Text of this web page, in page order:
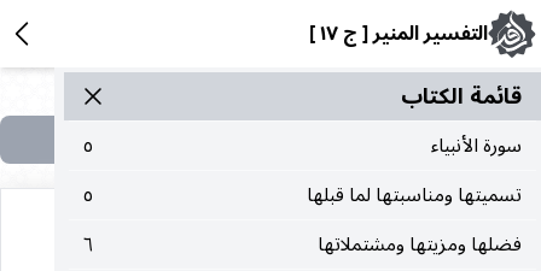
التفسير المنير [ ج ١٧ ]
قائمة الکتاب
سورة الأنبياء
٥
تسميتها ومناسبتها لما قبلها
٥
فضلها ومزيتها ومشتملاتها
٦